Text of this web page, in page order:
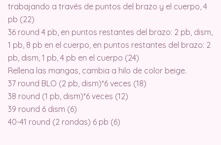
trabajando a través de puntos del brazo y el cuerpo, 4
pb (22)
36 round 4 pb, en puntos restantes del brazo: 2 pb, dism,
1 pb, 8 pb en el cuerpo, en puntos restantes del brazo: 2
pb, dism, 1 pb, 4 pb en el cuerpo (24)
Rellena las mangas, cambia a hilo de color beige.
37 round BLO (2 pb, dism)*6 veces (18)
38 round (1 pb, dism)*6 veces (12)
39 round 6 dism (6)
40-41 round (2 rondas) 6 pb (6)